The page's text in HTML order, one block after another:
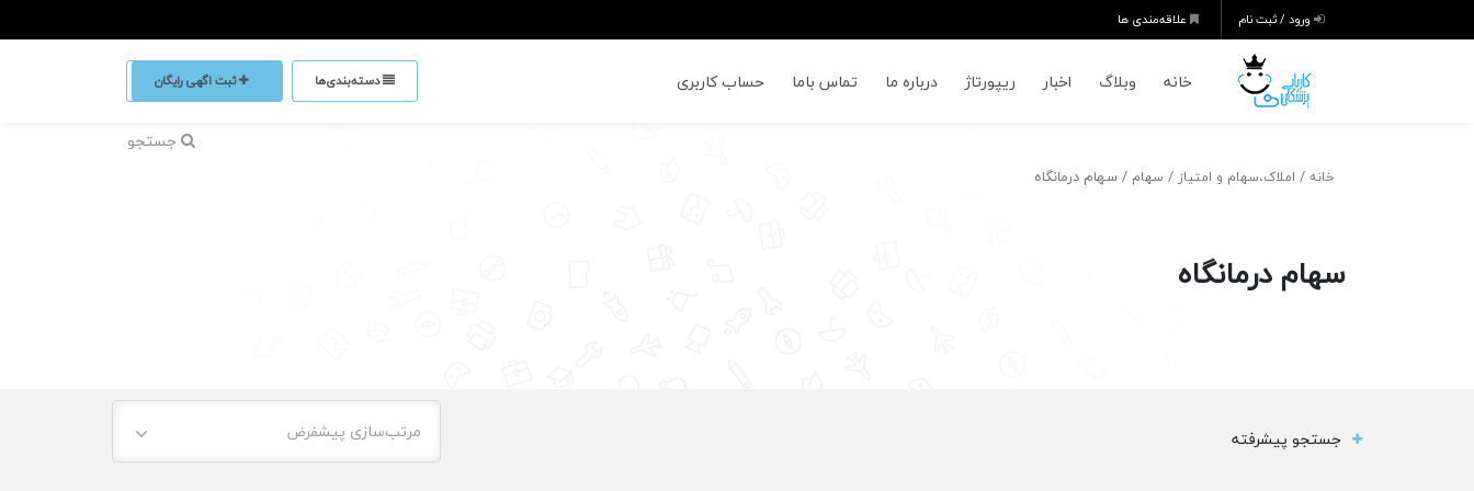
ورود / ثبت نام علاقه‌مندی ها
خانه وبلاگ اخبار ریپورتاژ درباره ما تماس باما حساب کاربری دسته‌بندی‌ها ثبت اگهی رایگان
جستجو
خانه / املاک،سهام و امتیاز / سهام / سهام درمانگاه
سهام درمانگاه
مرتب‌سازی پیشفرض جستجو پیشرفته